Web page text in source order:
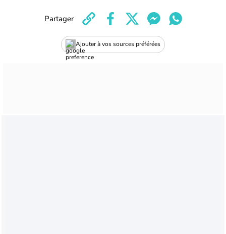
Ajouter à vos sources préférées
Partager